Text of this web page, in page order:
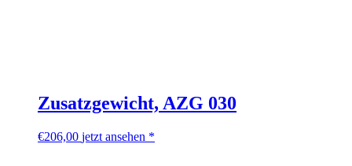
Zusatzgewicht, AZG 030
€206,00 jetzt ansehen *